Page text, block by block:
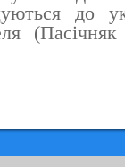
до